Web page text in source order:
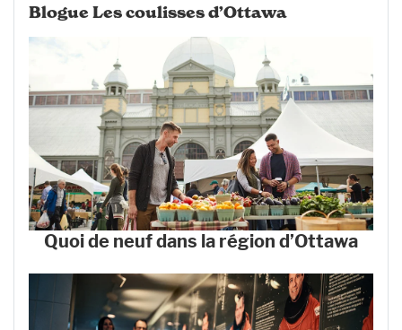
Blogue Les coulisses d’Ottawa
Quoi de neuf dans la région d’Ottawa